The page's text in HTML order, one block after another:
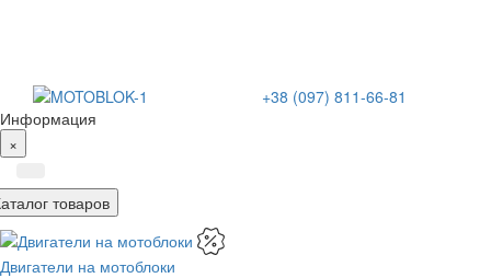
+38 (097) 811-66-81
Информация
×
товаров
Двигатели на мотоблоки